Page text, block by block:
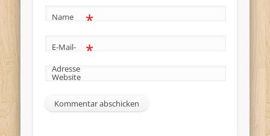
Name *
E-Mail-
Adresse
*
Website